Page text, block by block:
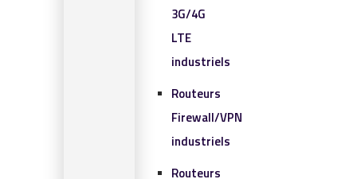
3G/4G
LTE
industriels
Routeurs
Firewall/VPN
industriels
Routeurs